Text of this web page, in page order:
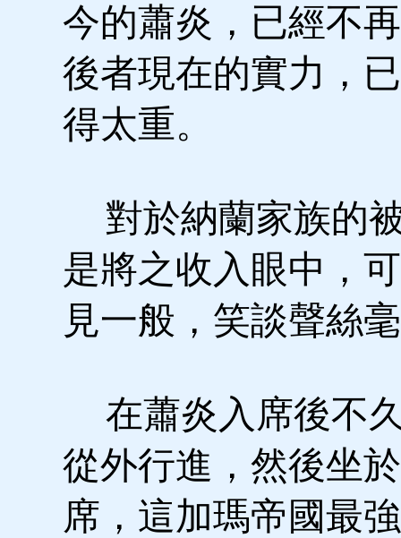
今的蕭炎，已經不
後者現在的實力，
得太重。
對於納蘭家族的
是將之收入眼中，
見一般，笑談聲絲
在蕭炎入席後不
從外行進，然後坐
席，這加瑪帝國最